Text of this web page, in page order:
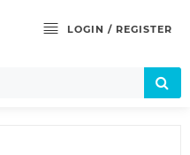
LOGIN / REGISTER